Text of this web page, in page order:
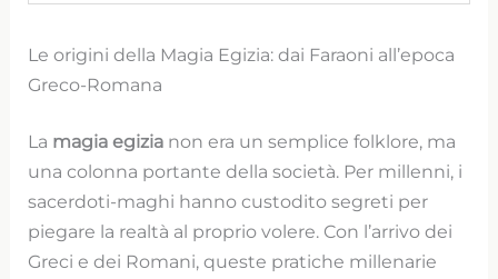
Le origini della Magia Egizia: dai Faraoni all’epoca
Greco-Romana
La magia egizia non era un semplice folklore, ma
una colonna portante della società. Per millenni, i
sacerdoti-maghi hanno custodito segreti per
piegare la realtà al proprio volere. Con l’arrivo dei
Greci e dei Romani, queste pratiche millenarie